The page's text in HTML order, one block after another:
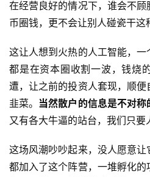
在经营良好的情况下，谁会不
币圈钱，更不会让别人碰瓷干这
这让人想到火热的人工智能，一
都是在资本圈收割一波，钱烧
遭，让之前的投资人套现，顺
韭菜。 当然散户的信息是不对称
又有各大牛逼的站台，我们只要
这场风潮吵吵起来，没人愿意让
都加入了这个阵营，一堆孵化